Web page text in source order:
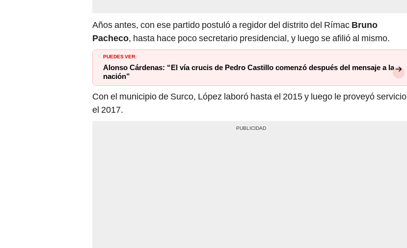
Años antes, con ese partido postuló a regidor del distrito del Rímac Bruno
Pacheco, hasta hace poco secretario presidencial, y luego se afilió al mismo.
PUEDES VER:
Alonso Cárdenas: “El vía crucis de Pedro Castillo comenzó después del mensaje a la
nación”
Con el municipio de Surco, López laboró hasta el 2015 y luego le proveyó servicio
el 2017.